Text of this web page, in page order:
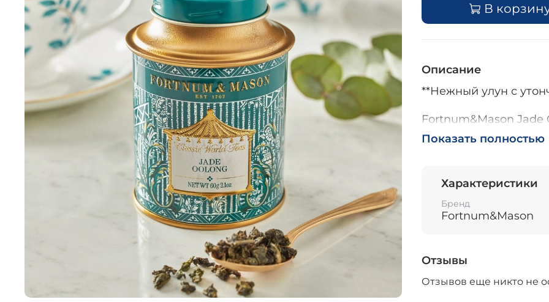
В
Описание
**Нежный улун с
Fortnum&Mason Jade
мягкий улун,
характером и
для тех, кто ценит
создающие
Листья этого улуна
многослойным. При
Показать полностью
Характеристики
Бренд
Fortnum&Mason
Отзывы
Отзывов еще никто не